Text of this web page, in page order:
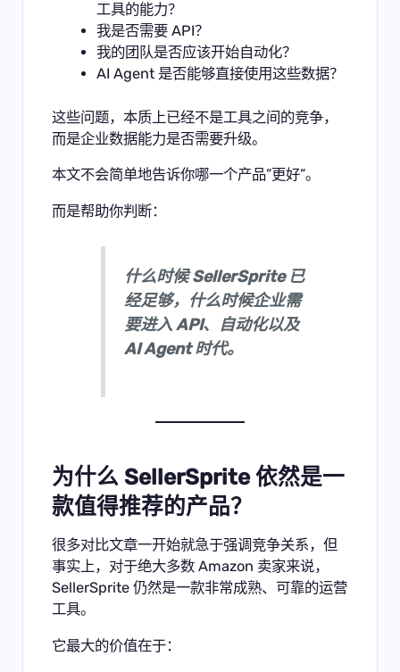
工具的能力？
我是否需要 API？
我的团队是否应该开始自动化？
AI Agent 是否能够直接使用这些数据？
这些问题，本质上已经不是工具之间的竞争，
而是企业数据能力是否需要升级。
本文不会简单地告诉你哪一个产品”更好”。
而是帮助你判断：
什么时候 SellerSprite 已
经足够，什么时候企业需
要进入 API、自动化以及
AI Agent 时代。
为什么 SellerSprite 依然是一
款值得推荐的产品？
很多对比文章一开始就急于强调竞争关系，但
事实上，对于绝大多数 Amazon 卖家来说，
SellerSprite 仍然是一款非常成熟、可靠的运营
工具。
它最大的价值在于：